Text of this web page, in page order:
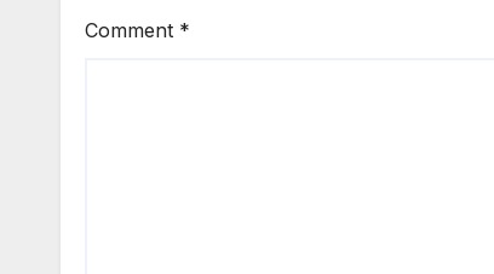
Comment *